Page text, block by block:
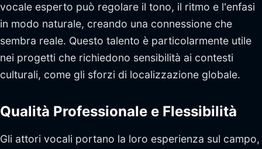
vocale esperto può regolare il tono, il ritmo e l'enfasi
in modo naturale, creando una connessione che
sembra reale. Questo talento è particolarmente utile
nei progetti che richiedono sensibilità ai contesti
culturali, come gli sforzi di localizzazione globale.
Qualità Professionale e Flessibilità
Gli attori vocali portano la loro esperienza sul campo,